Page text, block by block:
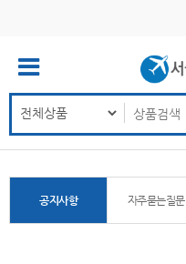
공지사항 자주묻는질문